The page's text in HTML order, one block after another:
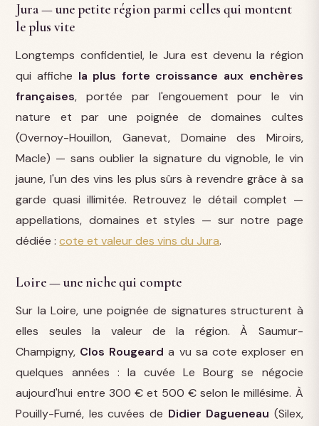
Jura — une petite région parmi celles qui montent
le plus vite
Longtemps confidentiel, le Jura est devenu la région
qui affiche la plus forte croissance aux enchères
françaises, portée par l'engouement pour le vin
nature et par une poignée de domaines cultes
(Overnoy-Houillon, Ganevat, Domaine des Miroirs,
Macle) — sans oublier la signature du vignoble, le vin
jaune, l'un des vins les plus sûrs à revendre grâce à sa
garde quasi illimitée. Retrouvez le détail complet —
appellations, domaines et styles — sur notre page
dédiée :cote et valeur des vins du Jura.
Loire — une niche qui compte
Sur la Loire, une poignée de signatures structurent à
elles seules la valeur de la région. À Saumur-
Champigny, Clos Rougeard a vu sa cote exploser en
quelques années : la cuvée Le Bourg se négocie
aujourd'hui entre 300 € et 500 € selon le millésime. À
Pouilly-Fumé, les cuvées de Didier Dagueneau (Silex,